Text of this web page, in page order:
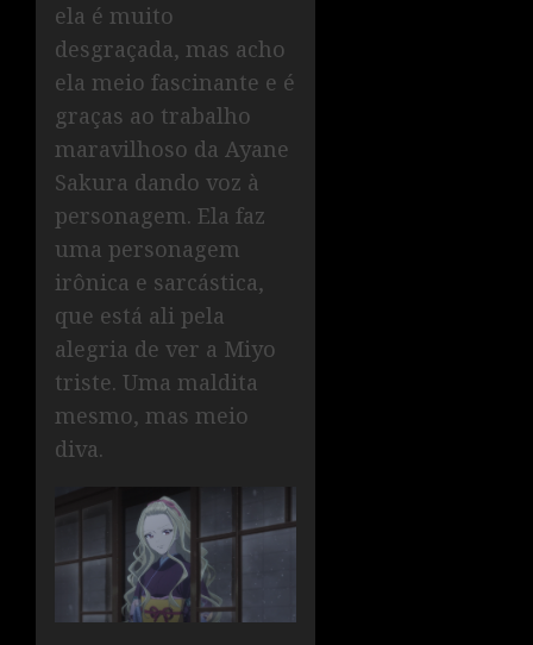
ela é muito
desgraçada, mas acho
ela meio fascinante e é
graças ao trabalho
maravilhoso da Ayane
Sakura dando voz à
personagem. Ela faz
uma personagem
irônica e sarcástica,
que está ali pela
alegria de ver a Miyo
triste. Uma maldita
mesmo, mas meio
diva.